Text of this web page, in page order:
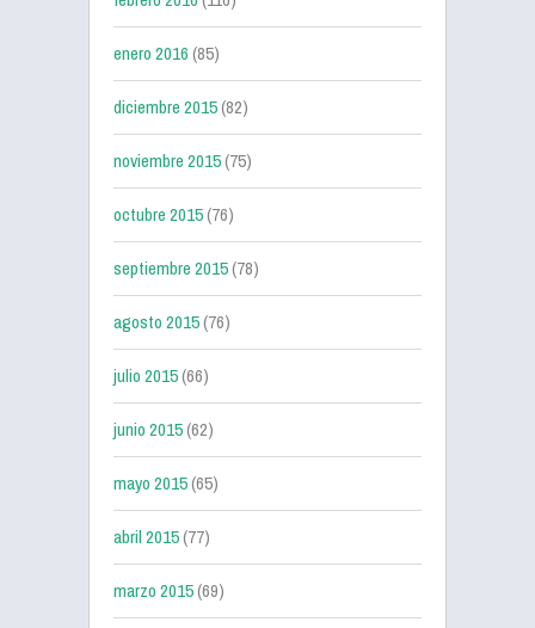
enero 2016(85)
diciembre 2015(82)
noviembre 2015(75)
octubre 2015(76)
septiembre 2015(78)
agosto 2015(76)
julio 2015(66)
junio 2015(62)
mayo 2015(65)
abril 2015(77)
marzo 2015(69)